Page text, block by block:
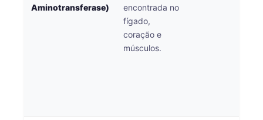
Aminotransferase)
encontrada no
fígado,
coração e
músculos.